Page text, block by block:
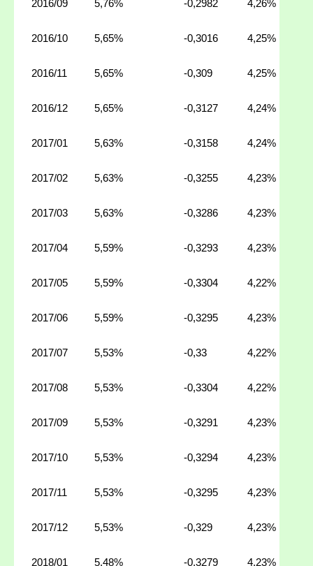
2016/09 5,76% -0,2982 4,26%
2016/10 5,65% -0,3016 4,25%
2016/11 5,65% -0,309 4,25%
2016/12 5,65% -0,3127 4,24%
2017/01 5,63% -0,3158 4,24%
2017/02 5,63% -0,3255 4,23%
2017/03 5,63% -0,3286 4,23%
2017/04 5,59% -0,3293 4,23%
2017/05 5,59% -0,3304 4,22%
2017/06 5,59% -0,3295 4,23%
2017/07 5,53% -0,33 4,22%
2017/08 5,53% -0,3304 4,22%
2017/09 5,53% -0,3291 4,23%
2017/10 5,53% -0,3294 4,23%
2017/11 5,53% -0,3295 4,23%
2017/12 5,53% -0,329 4,23%
2018/01 5,48% -0,3279 4,23%